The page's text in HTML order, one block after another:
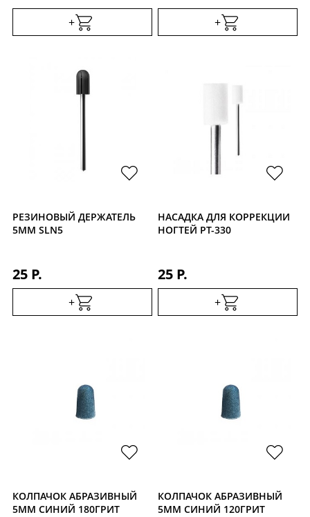
+ +
РЕЗИНОВЫЙ ДЕРЖАТЕЛЬ
5ММ SLN5
25 Р.
+
НАСАДКА ДЛЯ КОРРЕКЦИИ
НОГТЕЙ PT-330
25 Р.
+
КОЛПАЧОК АБРАЗИВНЫЙ
5ММ СИНИЙ 180ГРИТ
КОЛПАЧОК АБРАЗИВНЫЙ
5ММ СИНИЙ 120ГРИТ